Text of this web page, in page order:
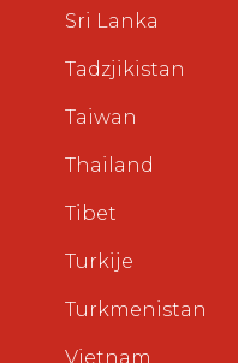
Sri Lanka
Tadzjikistan
Taiwan
Thailand
Tibet
Turkije
Turkmenistan
Vietnam